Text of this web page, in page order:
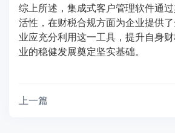
综上所述，集成式客户管理软件通
活性，在财税合规方面为企业提供
业应充分利用这一工具，提升自身
业的稳健发展奠定坚实基础。
上一篇